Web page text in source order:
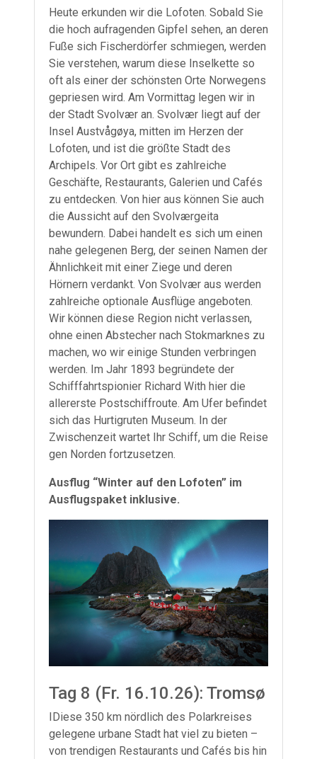
Heute erkunden wir die Lofoten. Sobald Sie
die hoch aufragenden Gipfel sehen, an deren
Fuße sich Fischerdörfer schmiegen, werden
Sie verstehen, warum diese Inselkette so
oft als einer der schönsten Orte Norwegens
gepriesen wird. Am Vormittag legen wir in
der Stadt Svolvær an. Svolvær liegt auf der
Insel Austvågøya, mitten im Herzen der
Lofoten, und ist die größte Stadt des
Archipels. Vor Ort gibt es zahlreiche
Geschäfte, Restaurants, Galerien und Cafés
zu entdecken. Von hier aus können Sie auch
die Aussicht auf den Svolværgeita
bewundern. Dabei handelt es sich um einen
nahe gelegenen Berg, der seinen Namen der
Ähnlichkeit mit einer Ziege und deren
Hörnern verdankt. Von Svolvær aus werden
zahlreiche optionale Ausflüge angeboten.
Wir können diese Region nicht verlassen,
ohne einen Abstecher nach Stokmarknes zu
machen, wo wir einige Stunden verbringen
werden. Im Jahr 1893 begründete der
Schifffahrtspionier Richard With hier die
allererste Postschiffroute. Am Ufer befindet
sich das Hurtigruten Museum. In der
Zwischenzeit wartet Ihr Schiff, um die Reise
gen Norden fortzusetzen.
Ausflug “Winter auf den Lofoten” im
Ausflugspaket inklusive.
Tag 8 (Fr. 16.10.26): Tromsø
IDiese 350 km nördlich des Polarkreises
gelegene urbane Stadt hat viel zu bieten –
von trendigen Restaurants und Cafés bis hin